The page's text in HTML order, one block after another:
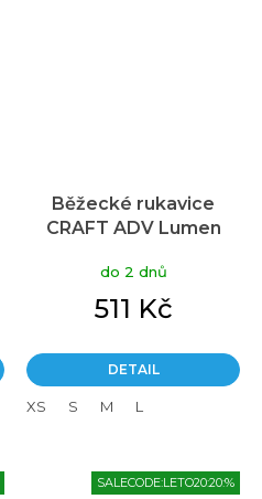
Běžecké rukavice
CRAFT ADV Lumen
do 2 dnů
511 Kč
DETAIL
XS S M L
SALECODE:LETO20:20:%